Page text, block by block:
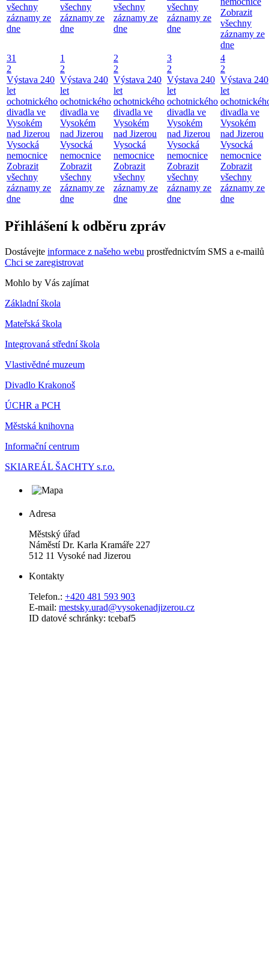
všechny
záznamy ze
dne
všechny
záznamy ze
dne
všechny
záznamy ze
dne
všechny
záznamy ze
dne
Zobrazit
všechny
záznamy ze
dne
31
2
Výstava 240
let
ochotnického
divadla ve
Vysokém
nad Jizerou
Vysocká
nemocnice
Zobrazit
všechny
záznamy ze
dne
1
2
Výstava 240
let
ochotnického
divadla ve
Vysokém
nad Jizerou
Vysocká
nemocnice
Zobrazit
všechny
záznamy ze
dne
2
2
Výstava 240
let
ochotnického
divadla ve
Vysokém
nad Jizerou
Vysocká
nemocnice
Zobrazit
všechny
záznamy ze
dne
3
2
Výstava 240
let
ochotnického
divadla ve
Vysokém
nad Jizerou
Vysocká
nemocnice
Zobrazit
všechny
záznamy ze
dne
4
2
Výstava 240
let
divadla ve
Vysokém
nad Jizerou
Vysocká
nemocnice
Zobrazit
všechny
záznamy ze
dne
Přihlášení k odběru zpráv
Dostávejte informace z našeho webu prostřednictvím SMS a e-mailů
Chci se zaregistrovat
Mohlo by Vás zajímat
Základní škola
Mateřská škola
Integrovaná střední škola
Vlastivědné muzeum
Divadlo Krakonoš
ÚCHR a PCH
Městská knihovna
Informační centrum
SKIAREÁL ŠACHTY s.r.o.
Adresa
Městský úřad
Náměstí Dr. Karla Kramáře 227
512 11 Vysoké nad Jizerou
Kontakty
Telefon.: +420 481 593 903
E-mail: mestsky.urad@vysokenadjizerou.cz
ID datové schránky: tcebaf5